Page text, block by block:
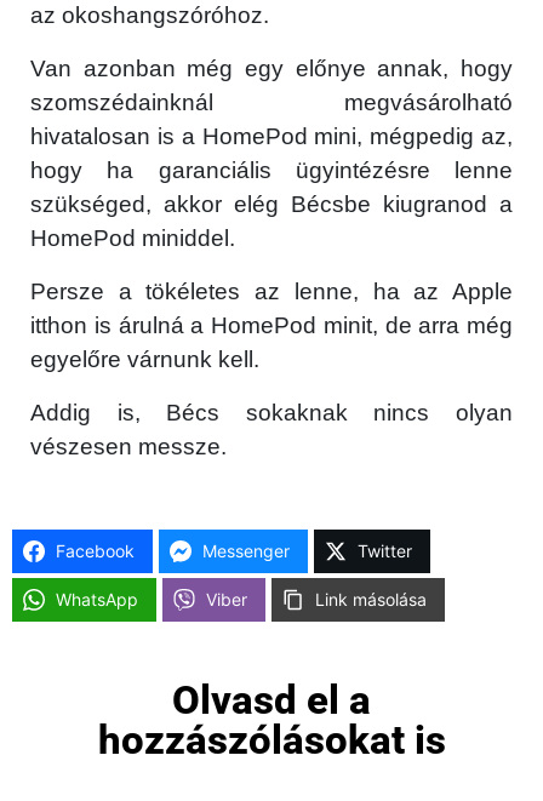
az okoshangszóróhoz.
Van azonban még egy előnye annak, hogy
szomszédainknál megvásárolható
hivatalosan is a HomePod mini, mégpedig az,
hogy ha garanciális ügyintézésre lenne
szükséged, akkor elég Bécsbe kiugranod a
HomePod miniddel.
Persze a tökéletes az lenne, ha az Apple
itthon is árulná a HomePod minit, de arra még
egyelőre várnunk kell.
Addig is, Bécs sokaknak nincs olyan
vészesen messze.
Facebook Messenger Twitter
WhatsApp Viber Link másolása
Olvasd el a
hozzászólásokat is